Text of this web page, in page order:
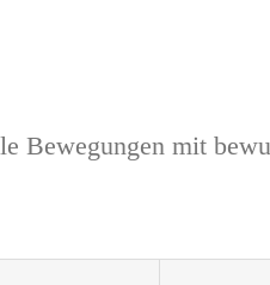
Bewegungen mit